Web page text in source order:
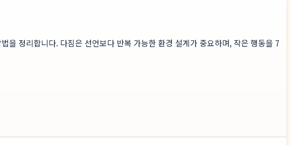
을 정리합니다. 다짐은 선언보다 반복 가능한 환경 설계가 중요하며, 작은 행동을 7